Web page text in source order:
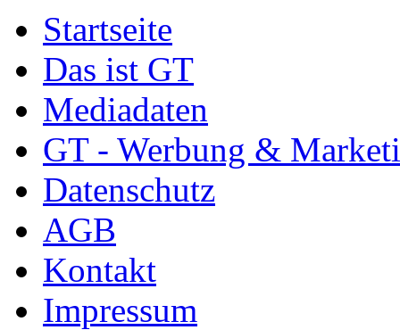
Startseite
Das ist GT
Mediadaten
GT - Werbung &
Datenschutz
AGB
Kontakt
Impressum